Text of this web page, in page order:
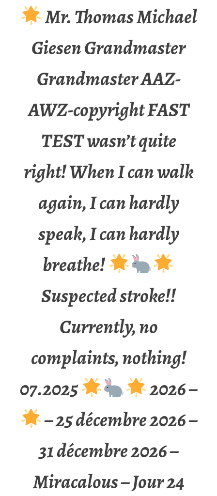
Mr. Thomas Michael
Giesen Grandmaster
Grandmaster AAZ-
AWZ-copyright FAST
TEST wasn’t quite
right! When I can walk
again, I can hardly
speak, I can hardly
breathe!
Suspected stroke!!
Currently, no
complaints, nothing!
07.2025
2026 –
– 25 décembre 2026 –
31 décembre 2026 –
Miracalous – Jour 24